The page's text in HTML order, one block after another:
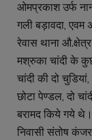
ओमप्रकाश उर्फ
गली बड़ावदा, एवम
रेवास थाना
मश्रुका चांदी के
चांदी की दो
छोटा पेण्डल, दो
बरामद किये गये
निवासी संतोष कंजर